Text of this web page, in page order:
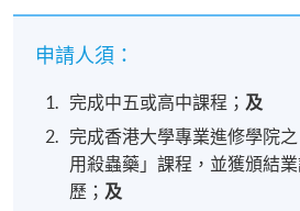
申請人須：
完成中五或高中課程； 及
完成香港大學專業進修學院
用殺蟲藥」課程，並獲頒結
歷； 及